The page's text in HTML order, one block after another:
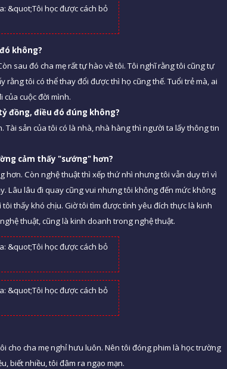
không?
sau đó cha mẹ rất tự hào về tôi. Tôi nghĩ rằng tôi cũng tự
tôi có thể thay đổi được thì họ cũng thế. Tuổi trẻ mà, ai
cuộc đời mình.
đồng, điều đó đúng không?
Tài sản của tôi có là nhà, nhà hàng thì người ta lấy thông tin
cảm thấy "sướng" hơn?
Còn nghệ thuật thì xếp thứ nhì nhưng tôi vẫn duy trì vì
Lâu lâu đi quay cũng vui nhưng tôi không đến mức không
thấy khó chịu. Giờ tôi tìm được tình yêu đích thực là kinh
thuật, cũng là kinh doanh trong nghệ thuật.
cho cha mẹ nghỉ hưu luôn. Nên tôi đóng phim là học trường
biết nhiều, tôi đâm ra ngạo mạn.